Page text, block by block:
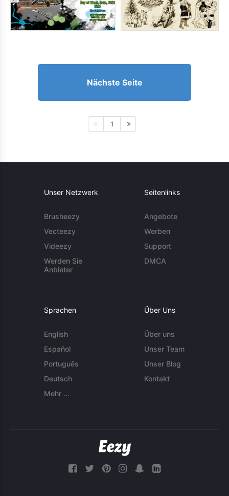
Nächste Seite
1
Unser Netzwerk
Brusheezy
Vecteezy
Videezy
Werden Sie
Anbieter
Seitenlinks
Angebote
Werben
Support
DMCA
Sprachen
English
Español
Português
Deutsch
Mehr ...
Über Uns
Über uns
Unser Team
Unser Blog
Kontakt